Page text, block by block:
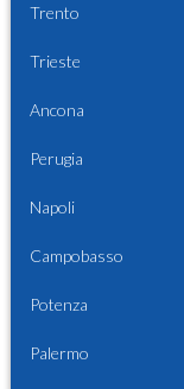
Trento
Trieste
Ancona
Perugia
Napoli
Campobasso
Potenza
Palermo